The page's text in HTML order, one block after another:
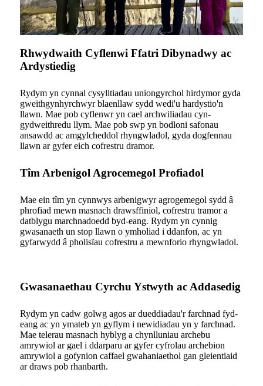
Rhwydwaith Cyflenwi Ffatri Dibynadwy ac
Ardystiedig
Rydym yn cynnal cysylltiadau uniongyrchol hirdymor gyda
gweithgynhyrchwyr blaenllaw sydd wedi'u hardystio'n
llawn. Mae pob cyflenwr yn cael archwiliadau cyn-
gydweithredu llym. Mae pob swp yn bodloni safonau
ansawdd ac amgylcheddol rhyngwladol, gyda dogfennau
llawn ar gyfer eich cofrestru dramor.
Tîm Arbenigol Agrocemegol Profiadol
Mae ein tîm yn cynnwys arbenigwyr agrogemegol sydd â
phrofiad mewn masnach drawsffiniol, cofrestru tramor a
datblygu marchnadoedd byd-eang. Rydym yn cynnig
gwasanaeth un stop llawn o ymholiad i ddanfon, ac yn
gyfarwydd â pholisïau cofrestru a mewnforio rhyngwladol.
Gwasanaethau Cyrchu Ystwyth ac Addasedig
Rydym yn cadw golwg agos ar dueddiadau'r farchnad fyd-
eang ac yn ymateb yn gyflym i newidiadau yn y farchnad.
Mae telerau masnach hyblyg a chynlluniau archebu
amrywiol ar gael i ddarparu ar gyfer cyfrolau archebion
amrywiol a gofynion caffael gwahaniaethol gan gleientiaid
ar draws pob rhanbarth.